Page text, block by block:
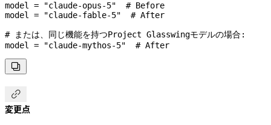
model = "claude-opus-5"
  # Before
model = "claude-fable-5"
  # After
# または、同じ機能を持つProject Glasswingモデルの場合:
model = "claude-mythos-5"
  # After


変更点